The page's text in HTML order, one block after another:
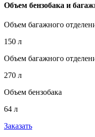
Объем бензобака и
Объем багажного
150 л
Объем багажного
270 л
Объем бензобака
64 л
Заказать